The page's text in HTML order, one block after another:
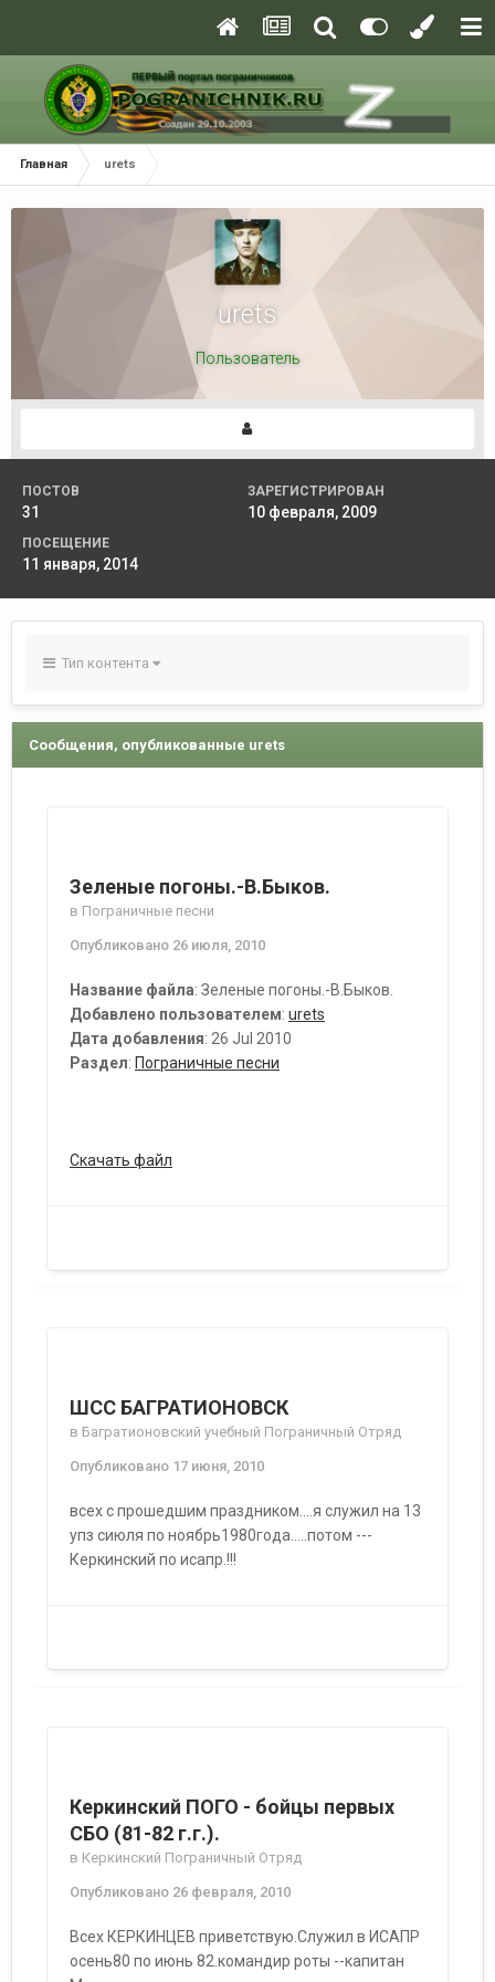
Главная urets
urets
Пользователь
ПОСТОВ
31
ЗАРЕГИСТРИРОВАН
10 февраля, 2009
ПОСЕЩЕНИЕ
11 января, 2014
Тип контента
Сообщения, опубликованные urets
Зеленые погоны.-В.Быков.
в Пограничные песни
Опубликовано 26 июля, 2010
Название файла: Зеленые погоны.-В.Быков.
Добавлено пользователем: urets
Дата добавления: 26 Jul 2010
Раздел: Пограничные песни
Скачать файл
ШСС БАГРАТИОНОВСК
в Багратионовский учебный Пограничный Отряд
Опубликовано 17 июня, 2010
всех с прошедшим праздником....я служил на 13
упз сиюля по ноябрь1980года.....потом ---
Керкинский по исапр.!!!
Керкинский ПОГО - бойцы первых
СБО (81-82 г.г.).
в Керкинский Пограничный Отряд
Опубликовано 26 февраля, 2010
Всех КЕРКИНЦЕВ приветствую.Служил в ИСАПР
осень80 по июнь 82.командир роты --капитан